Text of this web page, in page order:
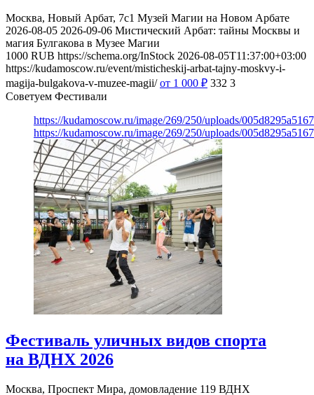
Москва, Новый Арбат, 7с1 Музей Магии на Новом Арбате
2026-08-05 2026-09-06 Мистический Арбат: тайны Москвы и
магия Булгакова в Музее Магии
1000 RUB https://schema.org/InStock 2026-08-05T11:37:00+03:00
https://kudamoscow.ru/event/misticheskij-arbat-tajny-moskvy-i-
magija-bulgakova-v-muzee-magii/ от 1 000 ₽ 332 3
Советуем Фестивали
https://kudamoscow.ru/image/269/250/uploads/
https://kudamoscow.ru/image/269/250/uploads/
Фестиваль уличных видов спорта
на ВДНХ 2026
Москва, Проспект Мира, домовладение 119 ВДНХ